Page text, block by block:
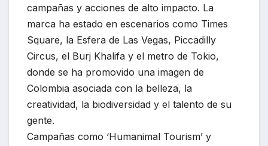
campañas y acciones de alto impacto. La
marca ha estado en escenarios como Times
Square, la Esfera de Las Vegas, Piccadilly
Circus, el Burj Khalifa y el metro de Tokio,
donde se ha promovido una imagen de
Colombia asociada con la belleza, la
creatividad, la biodiversidad y el talento de su
gente.
Campañas como ‘Humanimal Tourism’ y